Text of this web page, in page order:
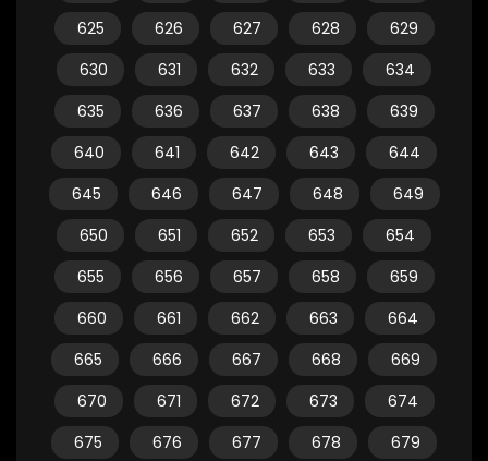
625
626 627 628
629
630
631 632 633
634
635
636 637 638
639
640
641 642 643
644
645
646 647 648
649
650
651 652 653
654
655
656 657 658
659
660
661 662 663
664
665
666 667 668
669
670
671 672 673
674
675
676 677 678
679